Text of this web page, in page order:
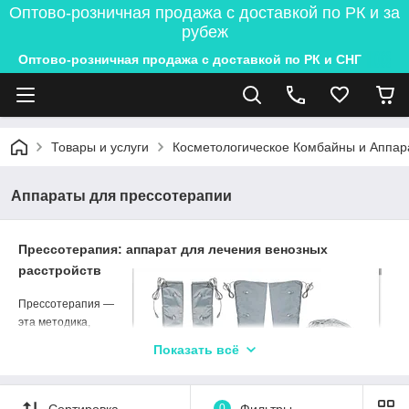
Оптово-розничная продажа с доставкой по РК и за
рубеж
Оптово-розничная продажа с доставкой по РК и СНГ
Товары и услуги Косметологическое Комбайны и
Аппараты для прессотерапии
Прессотерапия: аппарат для лечения венозных
расстройств
Прессотерапия —
эта методика,
Показать всё